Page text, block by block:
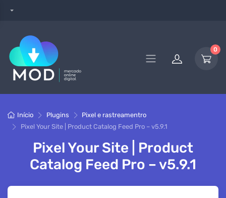
0
Início Plugins
Pixel e rastreamentro
Pixel Your Site | Product Catalog Feed Pro – v5.9.1
Pixel Your Site | Product
Catalog Feed Pro – v5.9.1